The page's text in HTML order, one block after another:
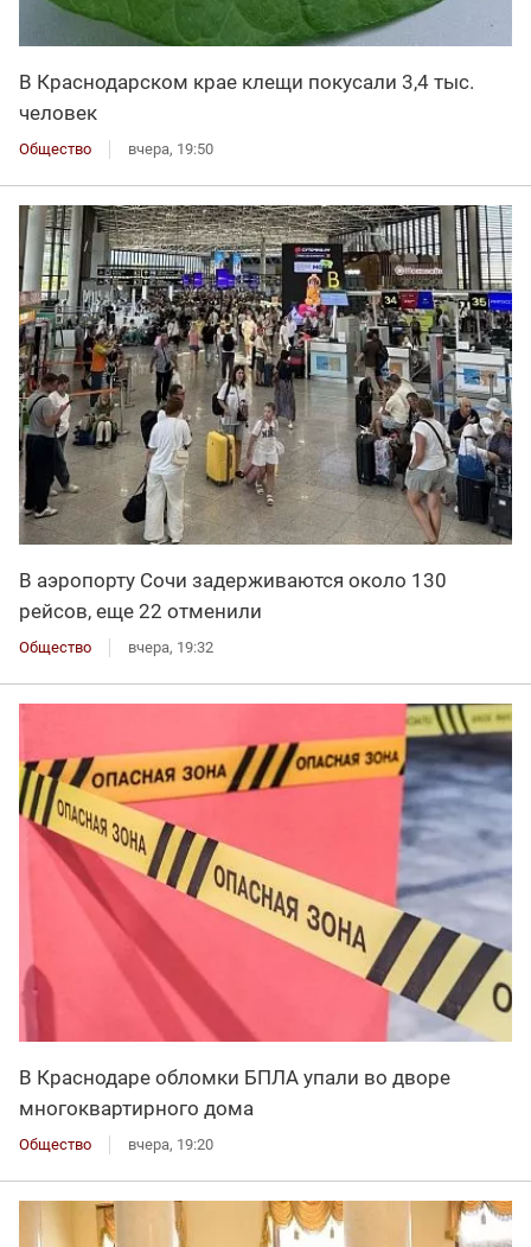
В Краснодарском крае клещи покусали 3,4 тыс.
человек
Общество вчера, 19:50
В аэропорту Сочи задерживаются около 130
рейсов, еще 22 отменили
Общество вчера, 19:32
В Краснодаре обломки БПЛА упали во дворе
многоквартирного дома
Общество вчера, 19:20